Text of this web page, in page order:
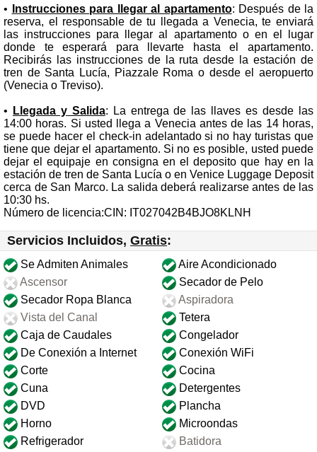
• Instrucciones para llegar al apartamento: Después de la
reserva, el responsable de tu llegada a Venecia, te enviará
las instrucciones para llegar al apartamento o en el lugar
donde te esperará para llevarte hasta el apartamento.
Recibirás las instrucciones de la ruta desde la estación de
tren de Santa Lucía, Piazzale Roma o desde el aeropuerto
(Venecia o Treviso).
• Llegada y Salida: La entrega de las llaves es desde las
14:00 horas. Si usted llega a Venecia antes de las 14 horas,
se puede hacer el check-in adelantado si no hay turistas que
tiene que dejar el apartamento. Si no es posible, usted puede
dejar el equipaje en consigna en el deposito que hay en la
estación de tren de Santa Lucía o en Venice Luggage Deposit
cerca de San Marco. La salida deberá realizarse antes de las
10:30 hs.
Número de licencia:CIN: IT027042B4BJO8KLNH
Servicios Incluidos, Gratis:
Se Admiten Animales
Aire Acondicionado
Ascensor
Secador de Pelo
Secador Ropa Blanca
Aspiradora
Vista del Canal
Tetera
Caja de Caudales
Congelador
De Conexión a Internet
Conexión WiFi
Corte
Cocina
Cuna
Detergentes
DVD
Plancha
Horno
Microondas
Refrigerador
Batidora